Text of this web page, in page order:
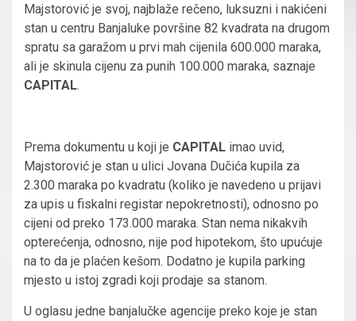
Majstorović je svoj, najblaže rečeno, luksuzni i nakićeni
stan u centru Banjaluke površine 82 kvadrata na drugom
spratu sa garažom u prvi mah cijenila 600.000 maraka,
ali je skinula cijenu za punih 100.000 maraka, saznaje
CAPITAL.
Prema dokumentu u koji je CAPITAL imao uvid,
Majstorović je stan u ulici Jovana Dučića kupila za
2.300 maraka po kvadratu (koliko je navedeno u prijavi
za upis u fiskalni registar nepokretnosti), odnosno po
cijeni od preko 173.000 maraka. Stan nema nikakvih
opterećenja, odnosno, nije pod hipotekom, što upućuje
na to da je plaćen kešom. Dodatno je kupila parking
mjesto u istoj zgradi koji prodaje sa stanom.
U oglasu jedne banjalučke agencije preko koje je stan